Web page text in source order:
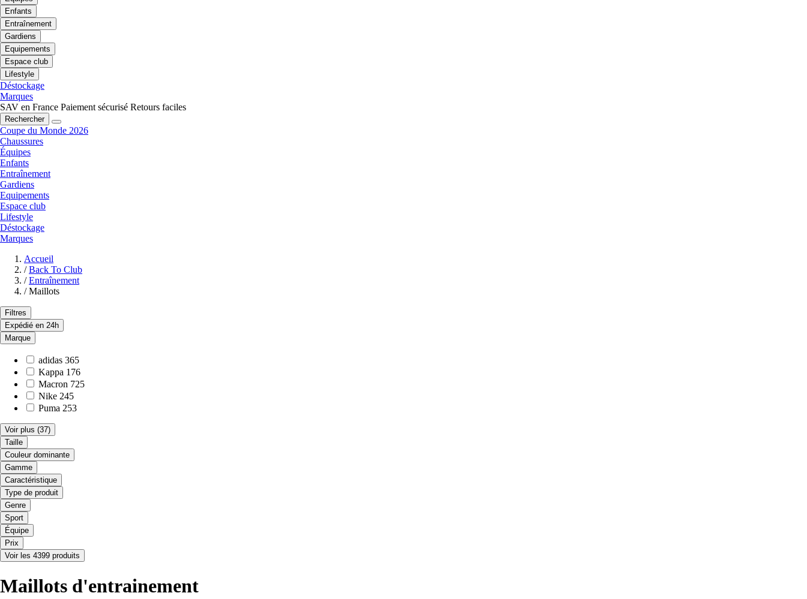
Enfants
Entraînement
Gardiens
Equipements
Espace club
Lifestyle
Déstockage
Marques
SAV en France Paiement sécurisé Retours faciles
Rechercher
Coupe du Monde 2026
Chaussures
Équipes
Enfants
Entraînement
Gardiens
Equipements
Espace club
Lifestyle
Déstockage
Marques
Accueil
/ Back To Club
/ Entraînement
/ Maillots
Filtres
Expédié en 24h
Marque
adidas 365
Kappa 176
Macron 725
Nike 245
Puma 253
Voir plus (37)
Taille
Couleur dominante
Gamme
Caractéristique
Type de produit
Genre
Sport
Équipe
Prix
Voir les 4399 produits
Maillots d'entrainement